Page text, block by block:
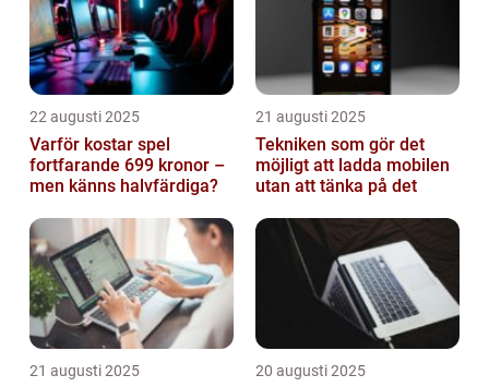
22 augusti 2025
Varför kostar spel
fortfarande 699 kronor –
men känns halvfärdiga?
21 augusti 2025
Tekniken som gör det
möjligt att ladda mobilen
utan att tänka på det
21 augusti 2025 20 augusti 2025